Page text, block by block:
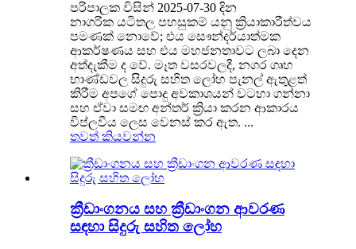
පරිපාලක විසින් 2025-07-30 දින
නාගරික යටිතල පහසුකම් යනු ක්‍රියාකාරීත්වය
පමණක් නොවේ; එය සෞන්දර්යාත්මක
ආකර්ෂණය සහ එය මහජනතාවට ලබා දෙන
අත්දැකීම ද වේ. මෑත වසරවලදී, නගර ගෘහ
භාණ්ඩවල සිදුරු සහිත ලෝහ පැනල් ඇතුළත්
කිරීම අපගේ පොදු අවකාශයන් වටහා ගන්නා
සහ ඒවා සමඟ අන්තර් ක්‍රියා කරන ආකාරය
විප්ලවීය ලෙස වෙනස් කර ඇත. ...
තවත් කියවන්න
ක්‍රීඩාංගනය සහ ක්‍රීඩාංගන ආවරණ
සඳහා සිදුරු සහිත ලෝහ